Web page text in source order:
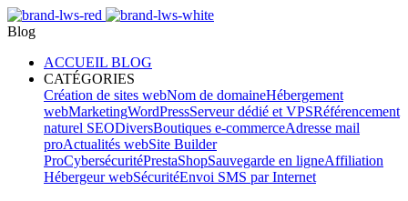
Blog
ACCUEIL BLOG
CATÉGORIES
Création de sites webNom de domaineHébergement
webMarketingWordPressServeur dédié et VPSRéférencement
naturel SEODiversBoutiques e-commerceAdresse mail
proActualités webSite Builder
ProCybersécuritéPrestaShopSauvegarde en ligneAffiliation
Hébergeur webSécuritéEnvoi SMS par Internet